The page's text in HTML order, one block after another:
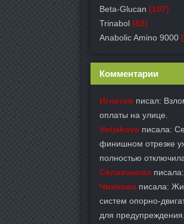
Beta-Glucan (107)
Trinabol (82)
Anabolic Amino 9000
Комментарии
Игнатов писал:
оплаты на улице.
Votjakova писала:
финишном отрезке
полностью
Селиванова
Чижкова писала:
систем опорно-
для предупреждения.